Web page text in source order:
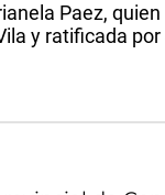
Paez,
y ratificada por